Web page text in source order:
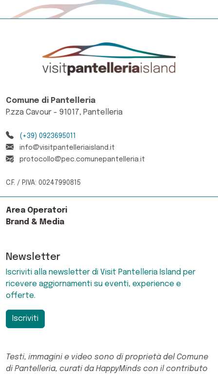
Comune di Pantelleria
P.zza Cavour - 91017, Pantelleria
(+39) 0923695011
info@visitpantelleriaisland.it
protocollo@pec.comunepantelleria.it
C.F. / P.IVA: 00247990815
Area Operatori
Brand & Media
Newsletter
Iscriviti alla newsletter di Visit Pantelleria Island per
ricevere aggiornamenti su eventi, experience e
offerte.
Iscriviti
Testi, immagini e video sono di proprietà del Comune
di Pantelleria, curati da HappyMinds con il contributo